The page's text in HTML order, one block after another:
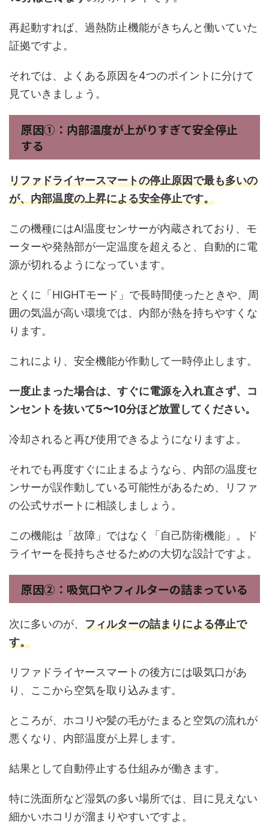
再起動すれば、過熱防止機能がきちんと働いていた
証拠ですよ。
それでは、よくある原因を4つのポイントに分けて
見ていきましょう。
原因①：内部温度が上がりすぎて安全停止
する
リファドライヤースマートの停止原因で最も多いの
が、内部温度の上昇による安全停止です。
この機種にはAI温度センサーが内蔵されており、モ
ーターや発熱部が一定温度を超えると、自動的に電
源が切れるようになっています。
とくに「HIGHTモード」で長時間使ったときや、周
囲の気温が高い環境では、内部が熱を持ちやすくな
ります。
これにより、安全機能が作動して一時停止します。
一度止まった場合は、すぐに電源を入れ直さず、コ
ンセントを抜いて5〜10分ほど放置してください。
冷却されると再び使用できるようになりますよ。
それでも再度すぐに止まるようなら、内部の温度セ
ンサーが誤作動している可能性があるため、リファ
の公式サポートに相談しましょう。
この機能は「故障」ではなく「自己防衛機能」。ド
ライヤーを長持ちさせるための大切な設計ですよ。
原因②：吸気口やフィルターの詰まっている
次に多いのが、 フィルターの詰まりによる停止で
す。
リファドライヤースマートの後方には吸気口があ
り、ここから空気を取り込みます。
ところが、ホコリや髪の毛がたまると空気の流れが
悪くなり、内部温度が上昇します。
結果として自動停止する仕組みが働きます。
特に洗面所など湿気の多い場所では、目に見えない
細かいホコリが溜まりやすいですよ。